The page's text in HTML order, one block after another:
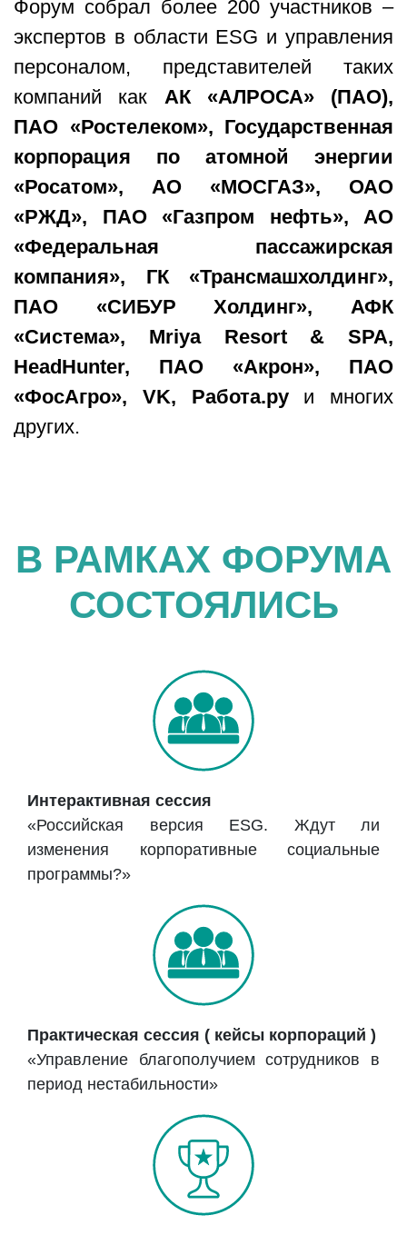
Форум собрал более 200 участников –
экспертов в области ESG и управления
персоналом, представителей таких
компаний как АК «АЛРОСА» (ПАО),
ПАО «Ростелеком», Государственная
корпорация по атомной энергии
«Росатом», АО «МОСГАЗ», ОАО
«РЖД», ПАО «Газпром нефть», АО
«Федеральная пассажирская
компания», ГК «Трансмашхолдинг»,
ПАО «СИБУР Холдинг», АФК
«Система», Mriya Resort & SPA,
HeadHunter, ПАО «Акрон», ПАО
«ФосАгро», VK, Работа.руи многих
других.
В РАМКАХ ФОРУМА
СОСТОЯЛИСЬ
Интерактивная сессия
«Российская версия ESG. Ждут ли
изменения корпоративные социальные
программы?»
Практическая сессия ( кейсы корпораций )
«Управление благополучием сотрудников в
период нестабильности»